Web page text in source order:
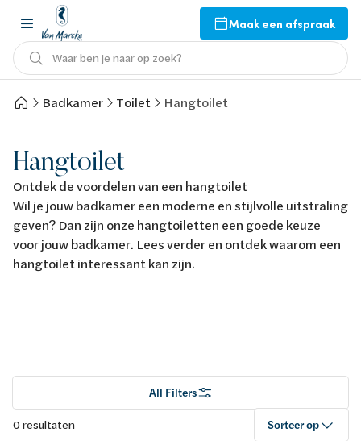
Maak een afspraak
Waar ben je naar op zoek?
Badkamer Toilet Hangtoilet
Hangtoilet
Ontdek de voordelen van een hangtoilet
Wil je jouw badkamer een moderne en stijlvolle uitstraling
geven? Dan zijn onze hangtoiletten een goede keuze
voor jouw badkamer. Lees verder en ontdek waarom een
hangtoilet interessant kan zijn.
All Filters
0 resultaten Sorteer op